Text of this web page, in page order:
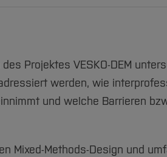
Projektes VESKO-DEM
werden, wie
und welche Barrieren
Mixed-Methods-Design und